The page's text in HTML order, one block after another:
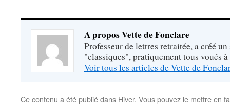
A propos Vette de Fonclare
Professeur de lettres retraitée, a créé
"classiques", pratiquement tous voués
Voir tous les articles de Vette de
Ce contenu a été publié dans Hiver. Vous pouvez le mettre en